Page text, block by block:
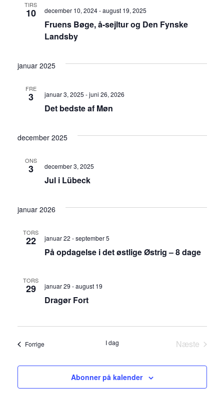
TIRS
10
Fruens Bøge, å-sejltur og Den Fynske
Landsby
december 10, 2024-august 19, 2025
januar 2025
FRE
3
Det bedste af Møn
januar 3, 2025 -juni 26, 2026
december 2025
ONS
3
Jul i Lübeck
december 3, 2025
januar 2026
TORS
22
På opdagelse i det østlige Østrig – 8 dage
januar 22 -september 5
TORS
29
Dragør Fort
januar 29 -august 19
ForrigeBegivenheder I dag
Næste
Abonner på kalender